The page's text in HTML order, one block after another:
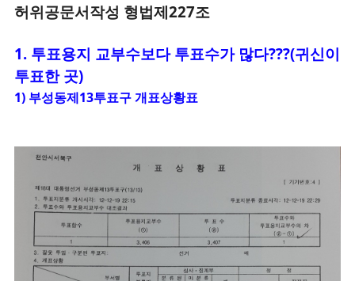
허위공문서작성 형법제227조
1. 투표용지 교부수보다 투표수가 많다???(귀신이
투표한 곳)
1) 부성동제13투표구 개표상황표